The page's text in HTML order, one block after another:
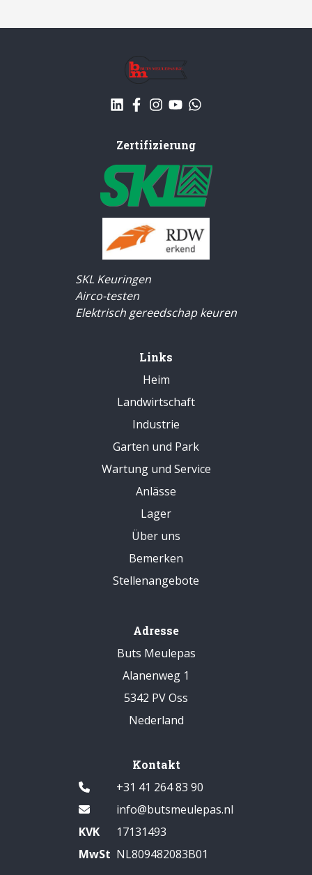
Zertifizierung
SKL Keuringen
Airco-testen
Elektrisch gereedschap keuren
Links
Heim
Landwirtschaft
Industrie
Garten und Park
Wartung und Service
Anlässe
Lager
Über uns
Bemerken
Stellenangebote
Adresse
Buts Meulepas
Alanenweg 1
5342 PV Oss
Nederland
Kontakt
+31 41 264 83 90
info@butsmeulepas.nl
KVK
17131493
MwSt NL809482083B01